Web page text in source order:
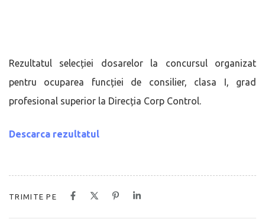
Rezultatul selecției dosarelor la concursul organizat
pentru ocuparea funcției de consilier, clasa I, grad
profesional superior la Direcția Corp Control.
Descarca rezultatul
TRIMITE PE